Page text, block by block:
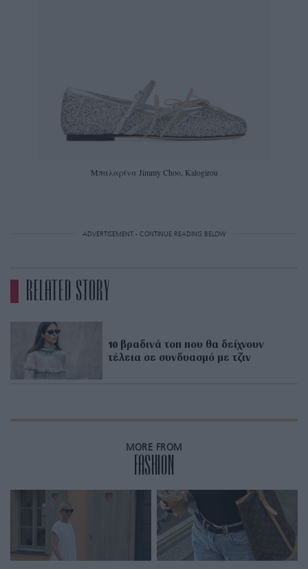
Mπαλαρίνα Jimmy Choo, Kalogirou
ADVERTISEMENT - CONTINUE READING BELOW
RELATED STORY
10 βραδινά τοπ που θα δείχνουν
τέλεια σε συνδυασμό με τζιν
MORE FROM
FASHION